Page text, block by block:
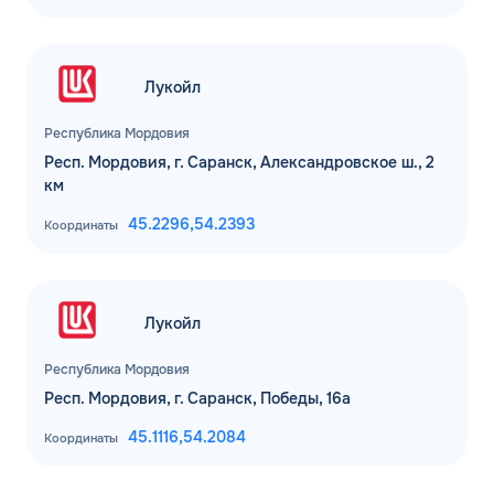
Республика Мордовия
Лукойл
Респ. Мордовия, г. Саранск, Александровское ш., 2
км
Координаты 45.2296,54.2393
Республика Мордовия
Лукойл
Респ. Мордовия, г. Саранск, Победы, 16а
Координаты 45.1116,54.2084